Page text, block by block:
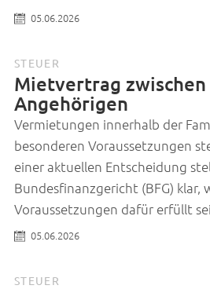
05.06.2026
STEUER
Mietvertrag zwischen
Angehörigen
Vermietungen innerhalb der
besonderen Voraussetzungen
einer aktuellen Entscheidung
Bundesfinanzgericht (BFG) klar,
Voraussetzungen dafür erfüllt
05.06.2026
STEUER